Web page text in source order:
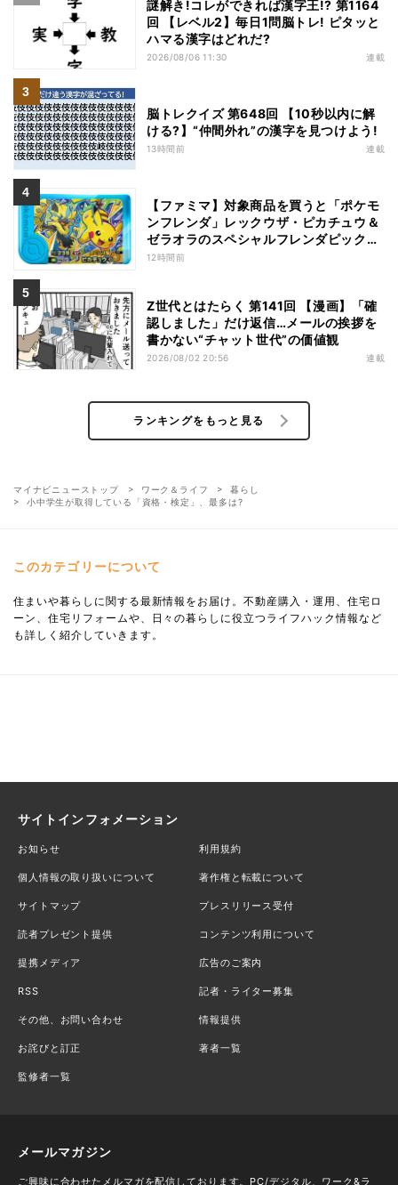
謎解き!コレができれば漢字王!? 第1164
回 【レベル2】毎日1問脳トレ! ピタッと
ハマる漢字はどれだ?
2026/08/06 11:30 連載
脳トレクイズ 第648回 【10秒以内に解
ける?】“仲間外れ”の漢字を見つけよう!
13時間前 連載
【ファミマ】対象商品を買うと「ポケモ
ンフレンダ」レックウザ・ピカチュウ＆
ゼラオラのスペシャルフレンダピックが
もらえるキャンペーン
12時間前
Z世代とはたらく 第141回 【漫画】「確
認しました」だけ返信…メールの挨拶を
書かない“チャット世代”の価値観
2026/08/02 20:56 連載
ランキングをもっと見る
マイナビニューストップ ワーク＆ライフ
暮らし
小中学生が取得している「資格・検定」、最多は?
このカテゴリーについて
住まいや暮らしに関する最新情報をお届け。不動産購入・運用、住宅ロ
ーン、住宅リフォームや、日々の暮らしに役立つライフハック情報など
も詳しく紹介していきます。
サイトインフォメーション
お知らせ 利用規約
個人情報の取り扱いについて 著作権と転載について
サイトマップ プレスリリース受付
読者プレゼント提供 コンテンツ利用について
提携メディア 広告のご案内
RSS 記者・ライター募集
その他、お問い合わせ 情報提供
お詫びと訂正 著者一覧
監修者一覧
メールマガジン
ご興味に合わせたメルマガを配信しております。PC/デジタル、ワーク&ラ